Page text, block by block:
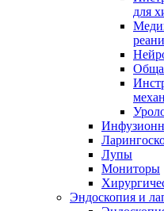
для
Лупы
Мониторы
Эндоскопия и